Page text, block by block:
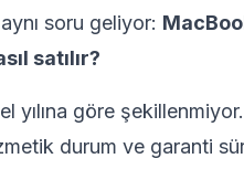
soru geliyor:
satılır?
yılına göre
durum ve garanti